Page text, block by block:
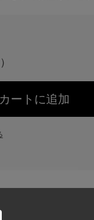
カートに追加